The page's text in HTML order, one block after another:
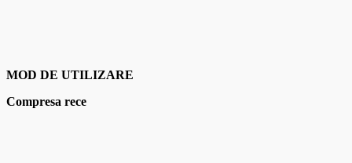
MOD DE UTILIZARE
Compresa rece